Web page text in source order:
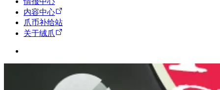
内容中心
爪币补给站
关于绒爪